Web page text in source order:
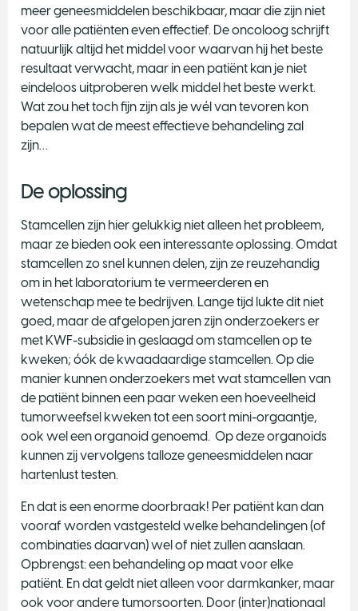
meer geneesmiddelen beschikbaar, maar die zijn niet
voor alle patiënten even effectief. De oncoloog schrijft
natuurlijk altijd het middel voor waarvan hij het beste
resultaat verwacht, maar in een patiënt kan je niet
eindeloos uitproberen welk middel het beste werkt.
Wat zou het toch fijn zijn als je wél van tevoren kon
bepalen wat de meest effectieve behandeling zal
zijn…
De oplossing
Stamcellen zijn hier gelukkig niet alleen het probleem,
maar ze bieden ook een interessante oplossing. Omdat
stamcellen zo snel kunnen delen, zijn ze reuzehandig
om in het laboratorium te vermeerderen en
wetenschap mee te bedrijven. Lange tijd lukte dit niet
goed, maar de afgelopen jaren zijn onderzoekers er
met KWF-subsidie in geslaagd om stamcellen op te
kweken; óók de kwaadaardige stamcellen. Op die
manier kunnen onderzoekers met wat stamcellen van
de patiënt binnen een paar weken een hoeveelheid
tumorweefsel kweken tot een soort mini-orgaantje,
ook wel een organoid genoemd. Op deze organoids
kunnen zij vervolgens talloze geneesmiddelen naar
hartenlust testen.
En dat is een enorme doorbraak! Per patiënt kan dan
vooraf worden vastgesteld welke behandelingen (of
combinaties daarvan) wel of niet zullen aanslaan.
Opbrengst: een behandeling op maat voor elke
patiënt. En dat geldt niet alleen voor darmkanker, maar
ook voor andere tumorsoorten. Door (inter)nationaal